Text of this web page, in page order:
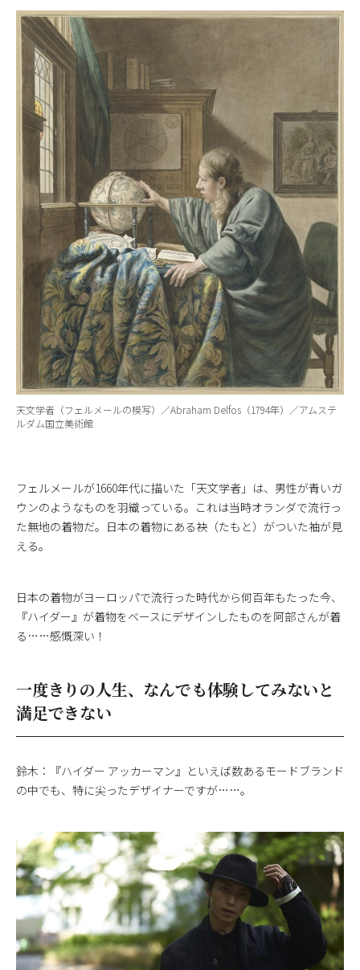
天文学者（フェルメールの模写）／Abraham Delfos（1794年）／アムステ
ルダム国立美術館
フェルメールが1660年代に描いた「天文学者」は、男性が青いガ
ウンのようなものを羽織っている。これは当時オランダで流行っ
た無地の着物だ。日本の着物にある袂（たもと）がついた袖が見
える。
日本の着物がヨーロッパで流行った時代から何百年もたった今、
『ハイダー』が着物をベースにデザインしたものを阿部さんが着
る……感慨深い！
一度きりの人生、なんでも体験してみないと
満足できない
鈴木：『ハイダー アッカーマン』といえば数あるモードブランド
の中でも、特に尖ったデザイナーですが……。